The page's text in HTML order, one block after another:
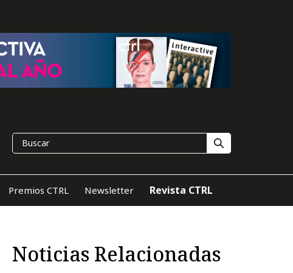
Premios CTRL Newsletter Revista CTRL
Noticias Relacionadas